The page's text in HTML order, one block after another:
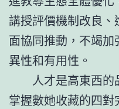
講授評價機制改良
面協同推動，不竭
異性和有用性。
人才是高東西
掌握數她收藏的四